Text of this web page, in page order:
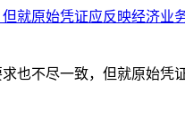
就原始凭证应反映经济业
也不尽一致，但就原始